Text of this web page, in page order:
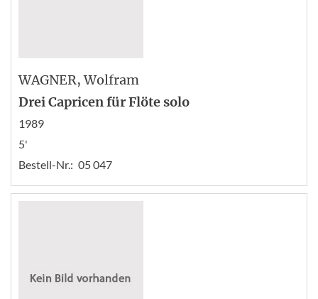
WAGNER, Wolfram
Drei Capricen für Flöte solo
1989
5'
Bestell-Nr.: 05 047